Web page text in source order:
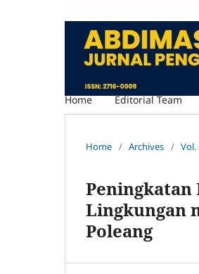
Home Editorial Team
Home / Archives / Vol.
Peningkatan
Lingkungan
Poleang